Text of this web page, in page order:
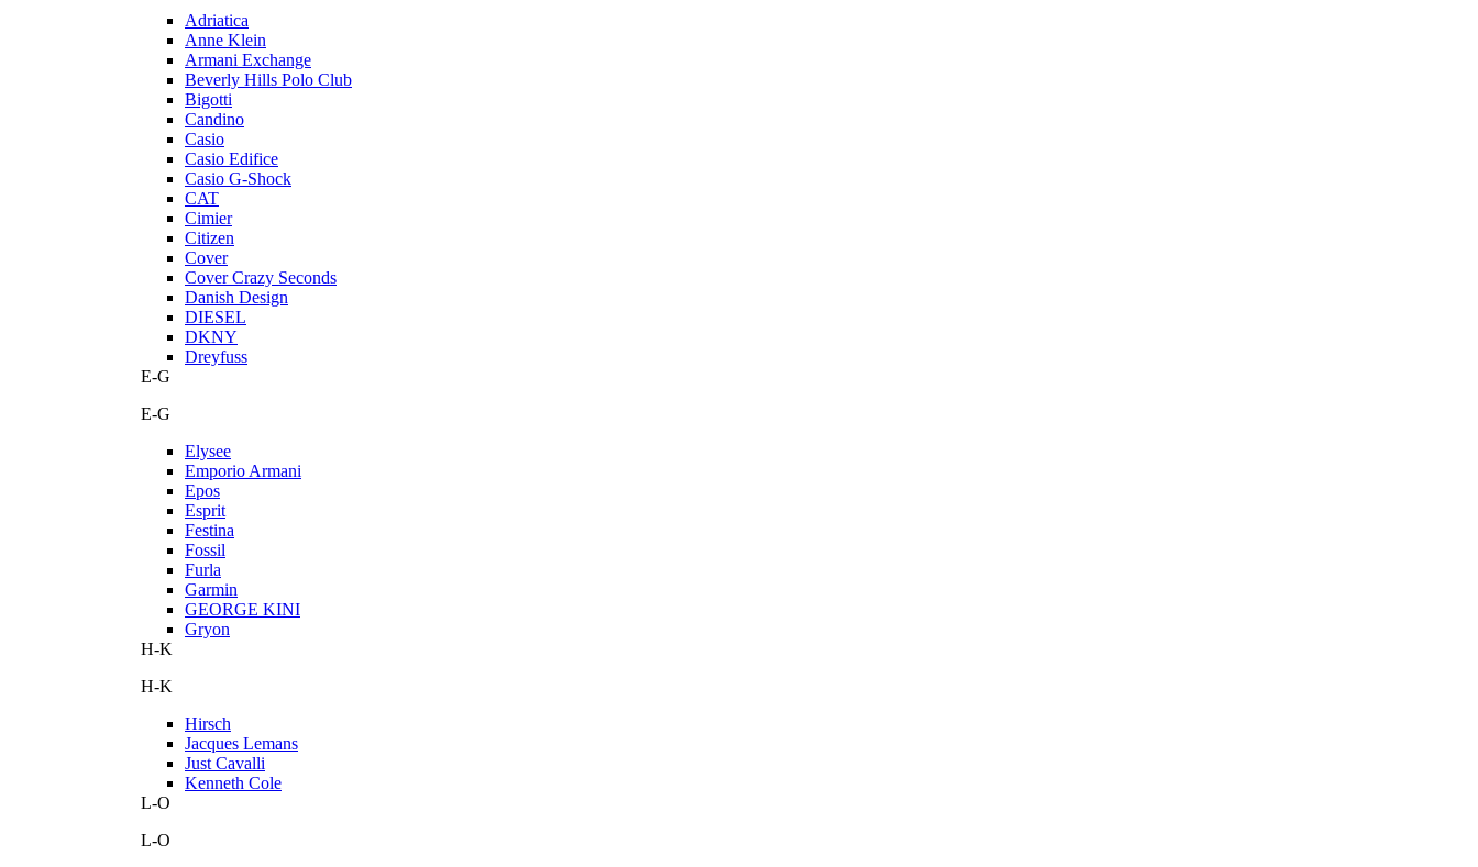
Adriatica
Anne Klein
Armani Exchange
Beverly Hills Polo Club
Bigotti
Candino
Casio
Casio Edifice
Casio G-Shock
CAT
Cimier
Citizen
Cover
Cover Crazy Seconds
Danish Design
DIESEL
DKNY
Dreyfuss
E-G
E-G
Elysee
Emporio Armani
Epos
Esprit
Festina
Fossil
Furla
Garmin
GEORGE KINI
Gryon
H-K
H-K
Hirsch
Jacques Lemans
Just Cavalli
Kenneth Cole
L-O
L-O